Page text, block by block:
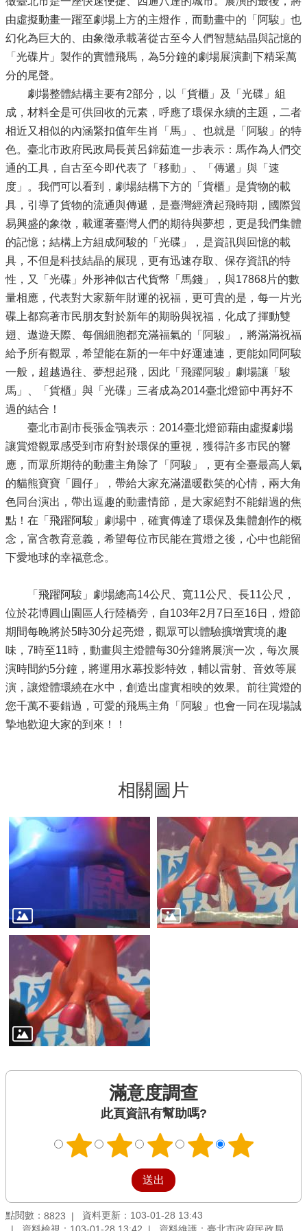
由虛擬動畫一躍至劇場上方的主燈作，而動畫中的「阿駿」也
幻化為巨大的、由象徵承載著從古至今人們智慧結晶與記憶的
「光碟片」製作的實體飛馬，為5分鐘的劇場展演劃下精采萬
分的尾聲。
劇場整體結構主要有2部分，以「貨櫃」及「光碟」組
成，材料全是可供回收的元素，呼應了環保永續的主題，二者
相近又相似的內涵緊扣值年生肖「馬」、也就是「阿駿」的特
色。臺北市政府民政局長黃呂錦茹進一步表示：馬作為人們交
通的工具，自古至今即代表了「移動」、「傳遞」與「速
度」。我們可以看到，劇場結構下方的「貨櫃」是貨物的載
具，引導了貨物的流通與傳遞，是臺灣經濟起飛時期，國際貿
易興盛的象徵，載運著臺灣人們的期待與夢想，更是我們集體
的記憶；結構上方組成阿駿的「光碟」，是資訊與回憶的載
具，不但是科技結晶的展現，更有迅速存取、保存資訊的特
性，又「光碟」外形神似古代貨幣「馬錢」，與17868片的數
量相應，代表對大家新年財運的祝福，更可貴的是，每一片光
碟上都寫著市民朋友對於新年的期盼與祝福，化成了揮動雙
翅、遨遊天際、每個細胞都充滿福氣的「阿駿」，將滿滿祝福
給予所有觀眾，希望能在新的一年中好運連連，更能如同阿駿
一般，超越過往、夢想起飛，因此「飛躍阿駿」劇場讓「駿
馬」、「貨櫃」與「光碟」三者成為2014臺北燈節中再好不
過的結合！
臺北市副市長張金鶚表示：2014臺北燈節藉由虛擬劇場
讓賞燈觀眾感受到市府對於環保的重視，獲得許多市民的響
應，而眾所期待的動畫主角除了「阿駿」，更有全臺最高人氣
的貓熊寶寶「圓仔」，帶給大家充滿溫暖歡笑的心情，兩大角
色同台演出，帶出逗趣的動畫情節，是大家絕對不能錯過的焦
點！在「飛躍阿駿」劇場中，確實傳達了環保及集體創作的概
念，富含教育意義，希望每位市民能在賞燈之後，心中也能留
下愛地球的幸福意念。
「飛躍阿駿」劇場總高14公尺、寬11公尺、長11公尺，
位於花博圓山園區人行陸橋旁，自103年2月7日至16日，燈節
期間每晚將於5時30分起亮燈，觀眾可以體驗擴增實境的趣
味，7時至11時，動畫與主燈體每30分鐘將展演一次，每次展
演時間約5分鐘，將運用水幕投影特效，輔以雷射、音效等展
演，讓燈體環繞在水中，創造出虛實相映的效果。前往賞燈的
您千萬不要錯過，可愛的飛馬主角「阿駿」也會一同在現場誠
摯地歡迎大家的到來！！
相關圖片
滿意度調查
此頁資訊有幫助嗎?
點閱數： 8823
資料更新：103-01-28 13:43